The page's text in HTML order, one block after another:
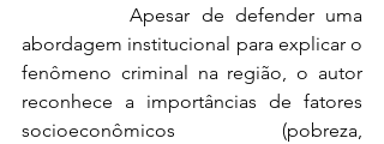
		Apesar de defender uma
abordagem institucional para explicar o
fenômeno criminal na região, o autor
reconhece a importâncias de fatores
socioeconômicos (pobreza,